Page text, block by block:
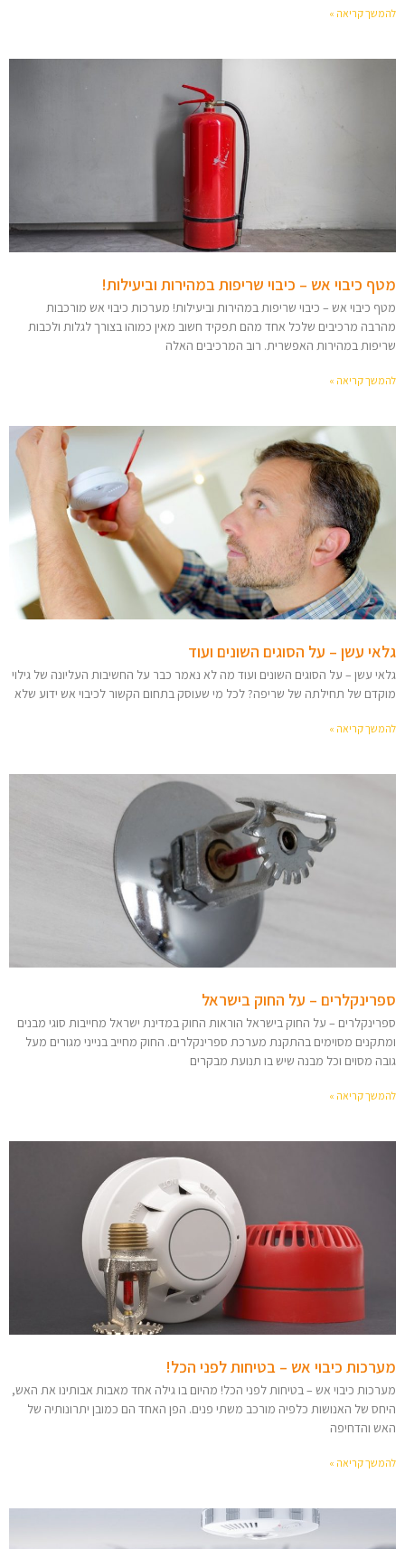
להמשך קריאה »
מטף כיבוי אש – כיבוי שריפות במהירות וביעילות!
מטף כיבוי אש – כיבוי שריפות במהירות וביעילות! מערכות כיבוי אש מורכבות
מהרבה מרכיבים שלכל אחד מהם תפקיד חשוב מאין כמוהו בצורך לגלות ולכבות
שריפות במהירות האפשרית. רוב המרכיבים האלה
להמשך קריאה »
גלאי עשן – על הסוגים השונים ועוד
גלאי עשן – על הסוגים השונים ועוד מה לא נאמר כבר על החשיבות העליונה של גילוי
מוקדם של תחילתה של שריפה? לכל מי שעוסק בתחום הקשור לכיבוי אש ידוע שלא
להמשך קריאה »
ספרינקלרים – על החוק בישראל
ספרינקלרים – על החוק בישראל הוראות החוק במדינת ישראל מחייבות סוגי מבנים
ומתקנים מסוימים בהתקנת מערכת ספרינקלרים. החוק מחייב בנייני מגורים מעל
גובה מסוים וכל מבנה שיש בו תנועת מבקרים
להמשך קריאה »
מערכות כיבוי אש – בטיחות לפני הכל!
מערכות כיבוי אש – בטיחות לפני הכל! מהיום בו גילה אחד מאבות אבותינו את האש,
היחס של האנושות כלפיה מורכב משתי פנים. הפן האחד הם כמובן יתרונותיה של
האש והדחיפה
להמשך קריאה »